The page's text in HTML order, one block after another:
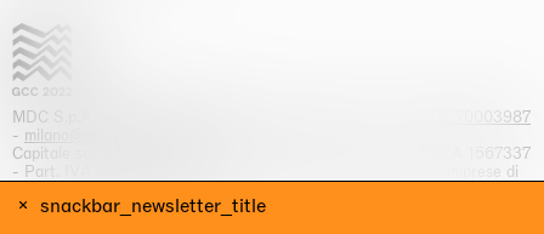
snackbar_newsletter_title
MDC S.p.A. -
+39 02 70003987
- milano@massimodecarlo.com
Capitale sociale interamente versato: EUR 1.514.762,00 – REA 1567337
- Part. IVA / C.F. 12584550151 - Iscrizione al Registro delle imprese di